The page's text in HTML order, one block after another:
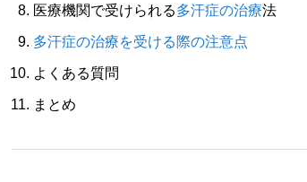
医療機関で受けられる多汗症の治療法
多汗症の治療を受ける際の注意点
よくある質問
まとめ